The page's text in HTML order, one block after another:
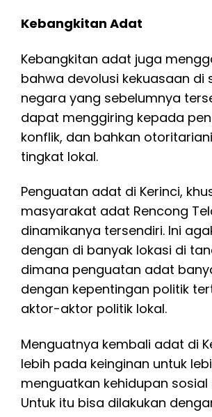
Kebangkitan Adat
Kebangkitan adat juga
bahwa devolusi kekuasaan di
negara yang sebelumnya
dapat menggiring kepada
konflik, dan bahkan
tingkat lokal.
Penguatan adat di Kerinci,
masyarakat adat Rencong
dinamikanya tersendiri. Ini
dengan di banyak lokasi di
dimana penguatan adat
dengan kepentingan politik
aktor-aktor politik lokal.
Menguatnya kembali adat di
lebih pada keinginan untuk
menguatkan kehidupan
Untuk itu bisa dilakukan